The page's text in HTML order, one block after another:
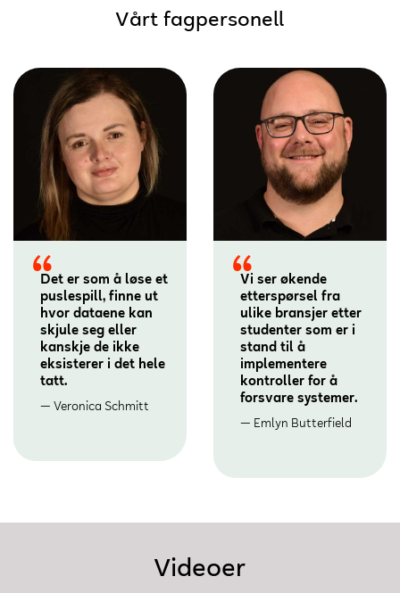
Vårt fagpersonell
Det er som å løse et
puslespill, finne ut
hvor dataene kan
skjule seg eller
kanskje de ikke
eksisterer i det hele
tatt.
Veronica Schmitt
Vi ser økende
etterspørsel fra
ulike bransjer etter
studenter som er i
stand til å
implementere
kontroller for å
forsvare systemer.
Emlyn Butterfield
Videoer